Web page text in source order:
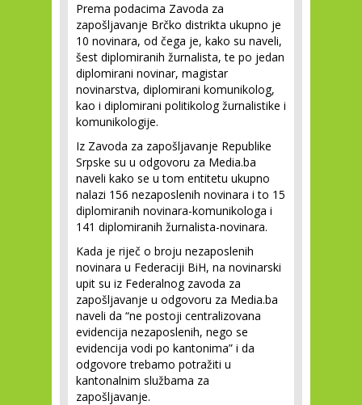
Prema podacima Zavoda za
zapošljavanje Brčko distrikta ukupno je
10 novinara, od čega je, kako su naveli,
šest diplomiranih žurnalista, te po jedan
diplomirani novinar, magistar
novinarstva, diplomirani komunikolog,
kao i diplomirani politikolog žurnalistike i
komunikologije.
Iz Zavoda za zapošljavanje Republike
Srpske su u odgovoru za Media.ba
naveli kako se u tom entitetu ukupno
nalazi 156 nezaposlenih novinara i to 15
diplomiranih novinara-komunikologa i
141 diplomiranih žurnalista-novinara.
Kada je riječ o broju nezaposlenih
novinara u Federaciji BiH, na novinarski
upit su iz Federalnog zavoda za
zapošljavanje u odgovoru za Media.ba
naveli da “ne postoji centralizovana
evidencija nezaposlenih, nego se
evidencija vodi po kantonima” i da
odgovore trebamo potražiti u
kantonalnim službama za
zapošljavanje.